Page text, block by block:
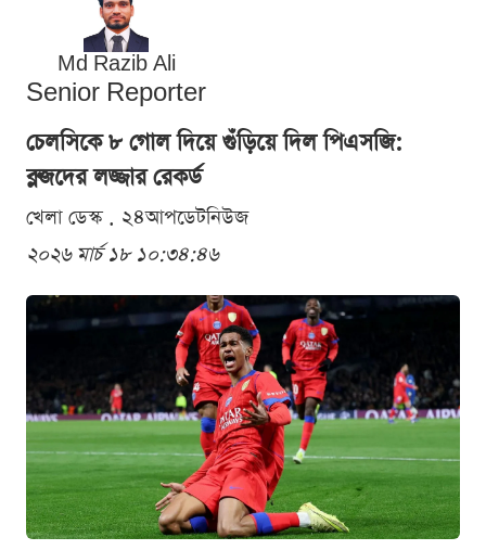
Md Razib Ali
Senior Reporter
চেলসিকে ৮ গোল দিয়ে গুঁড়িয়ে দিল পিএসজি:
ব্লুজদের লজ্জার রেকর্ড
খেলা ডেস্ক . ২৪আপডেটনিউজ
২০২৬ মার্চ ১৮ ১০:৩৪:৪৬